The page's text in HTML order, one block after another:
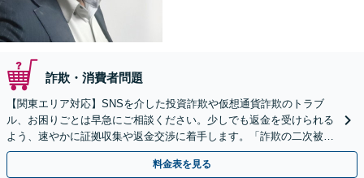
詐欺・消費者問題
【関東エリア対応】SNSを介した投資詐欺や仮想通貨詐欺のトラブ
ル、お困りごとは早急にご相談ください。少しでも返金を受けられる
よう、速やかに証拠収集や返金交渉に着手します。「詐欺の二次被
害」のご相談も対応します【初回相談無料】【Web相談可】
料金表を見る